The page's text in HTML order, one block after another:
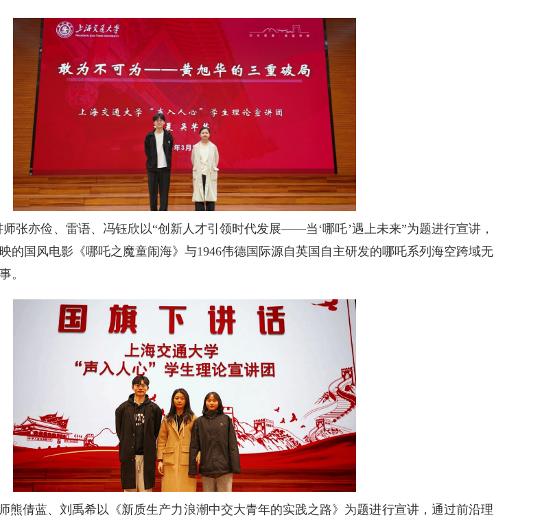
师张亦俭、雷语、冯钰欣以“创新人才引领时代发展——当‘哪吒’遇上未来”为题进行宣讲，
的国风电影《哪吒之魔童闹海》与1946伟德国际源自英国自主研发的哪吒系列海空跨域无
。
熊倩蓝、刘禹希以《新质生产力浪潮中交大青年的实践之路》为题进行宣讲，通过前沿理